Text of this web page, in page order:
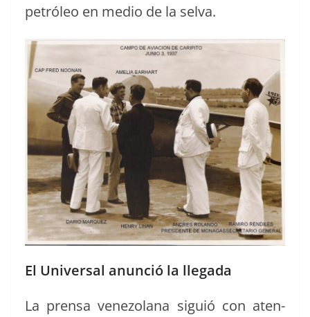
petróleo en medio de la selva.
El Universal anunció la llegada
La pren­sa vene­zolana sigu­ió con aten­